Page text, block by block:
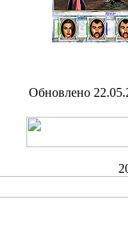
Обновлено